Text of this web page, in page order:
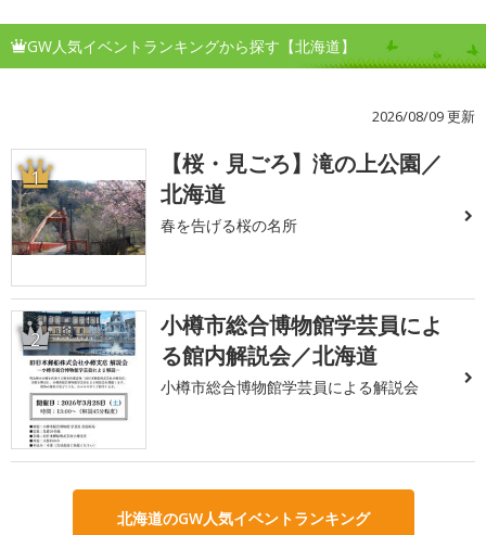
GW人気イベントランキングから探す【北海道】
2026/08/09 更新
1
【桜・見ごろ】滝の上公園／
北海道
春を告げる桜の名所
2
小樽市総合博物館学芸員によ
る館内解説会／北海道
小樽市総合博物館学芸員による解説会
北海道のGW人気イベントランキング